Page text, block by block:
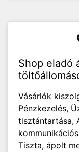
Shop eladó
Vásárlók
Pénzkezelés,
tisztántartása,
Tiszta, ápolt